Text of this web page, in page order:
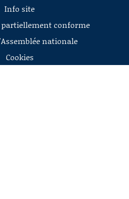
Info site
partiellement conforme
nationale
Cookies